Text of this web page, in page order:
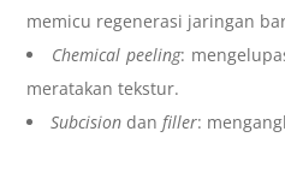
memicu regenerasi jaringan
Chemical peeling:
meratakan tekstur.
Subcisiondanfiller: